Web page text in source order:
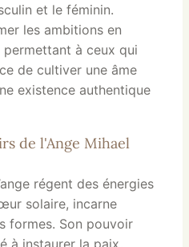
et le féminin.
les ambitions en
à ceux qui
de cultiver une âme
existence authentique
de l'Ange Mihael
régent des énergies
solaire, incarne
formes. Son pouvoir
à instaurer la paix,